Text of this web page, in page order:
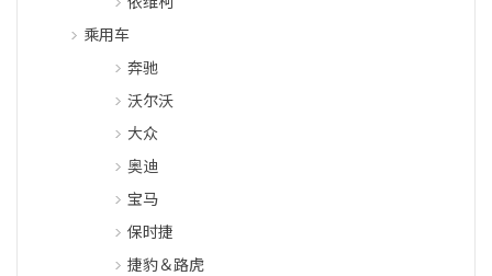
乘用车
奔驰
沃尔沃
大众
奥迪
宝马
保时捷
捷豹＆路虎